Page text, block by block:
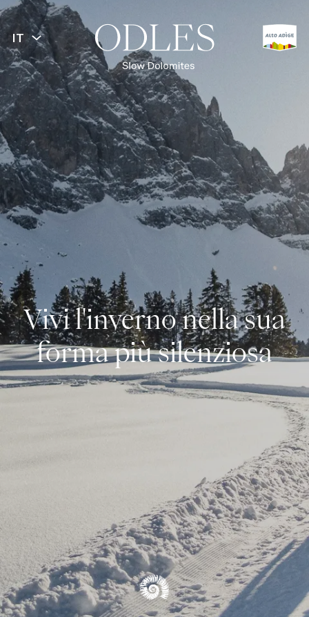
IT
INDIETRO
Primavera
Estate
Autunno
Inverno
Ciaspole & Sci alpinismo
Sci di fondo
Blog
PANORAMICA DELLE ESPERIENZE
Vivi l'inverno nella sua
forma più silenziosa